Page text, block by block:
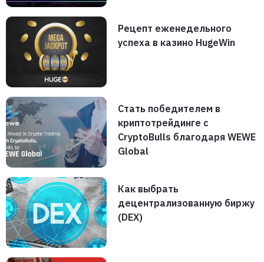
Рецепт еженедельного
успеха в казино HugeWin
Стать победителем в
криптотрейдинге с
CryptoBulls благодаря WEWE
Global
Как выбрать
децентрализованную биржу
(DEX)